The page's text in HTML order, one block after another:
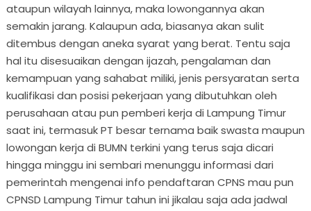
ataupun wilayah lainnya, maka lowongannya akan
semakin jarang. Kalaupun ada, biasanya akan sulit
ditembus dengan aneka syarat yang berat. Tentu saja
hal itu disesuaikan dengan ijazah, pengalaman dan
kemampuan yang sahabat miliki, jenis persyaratan serta
kualifikasi dan posisi pekerjaan yang dibutuhkan oleh
perusahaan atau pun pemberi kerja di Lampung Timur
saat ini, termasuk PT besar ternama baik swasta maupun
lowongan kerja di BUMN terkini yang terus saja dicari
hingga minggu ini sembari menunggu informasi dari
pemerintah mengenai info pendaftaran CPNS mau pun
CPNSD Lampung Timur tahun ini jikalau saja ada jadwal